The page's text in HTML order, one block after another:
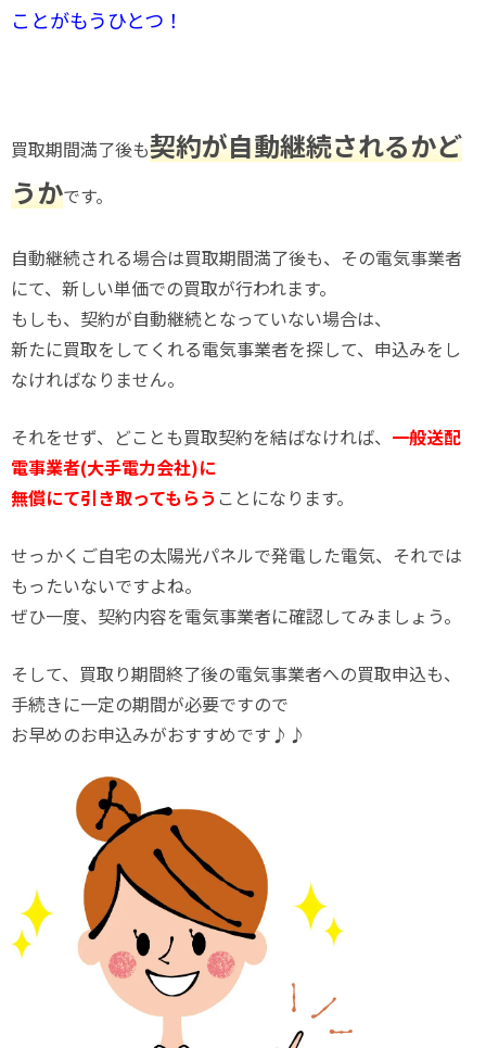
ことがもうひとつ！
買取期間満了後も契約が自動継続されるかど
うかです。
自動継続される場合は買取期間満了後も、その電気事業者
にて、新しい単価での買取が行われます。
もしも、契約が自動継続となっていない場合は、
新たに買取をしてくれる電気事業者を探して、申込みをし
なければなりません。
それをせず、どことも買取契約を結ばなければ、 一般送配
電事業者(大手電力会社)に
無償にて引き取ってもらう ことになります。
せっかくご自宅の太陽光パネルで発電した電気、それでは
もったいないですよね。
ぜひ一度、契約内容を電気事業者に確認してみましょう。
そして、買取り期間終了後の電気事業者への買取申込も、
手続きに一定の期間が必要ですので
お早めのお申込みがおすすめです♪♪